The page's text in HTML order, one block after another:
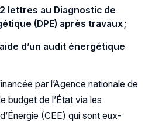
lettres au Diagnostic de
(DPE) après travaux ;
d’un audit énergétique
par l’Agence nationale de
budget de l’État via les
(CEE) qui sont eux-